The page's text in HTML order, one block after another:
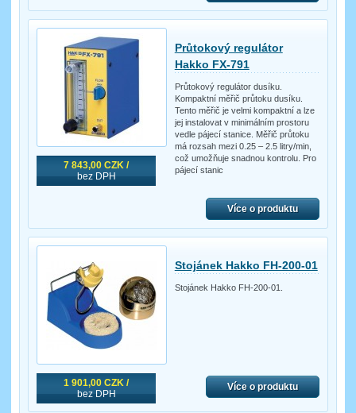
7 843,00 CZK /
bez DPH
Průtokový regulátor
Hakko FX-791
Průtokový regulátor dusíku.
Kompaktní měřič průtoku dusíku.
Tento měřič je velmi kompaktní a lze
jej instalovat v minimálním prostoru
vedle pájecí stanice. Měřič průtoku
má rozsah mezi 0.25 – 2.5 litry/min,
což umožňuje snadnou kontrolu. Pro
pájecí stanic
Více o produktu
1 901,00 CZK /
bez DPH
Stojánek Hakko FH-200-01
Stojánek Hakko FH-200-01.
Více o produktu